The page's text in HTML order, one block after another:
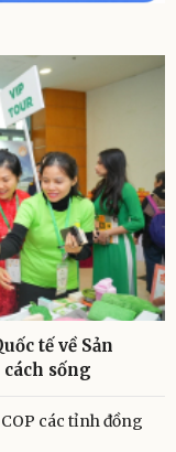
tế về Sản
sống
các tỉnh đồng